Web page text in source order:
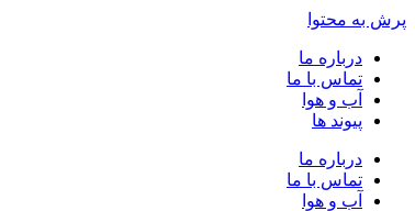
پرش به محتوا
درباره ما
تماس با ما
آب و هوا
پیوند ها
درباره ما
تماس با ما
آب و هوا